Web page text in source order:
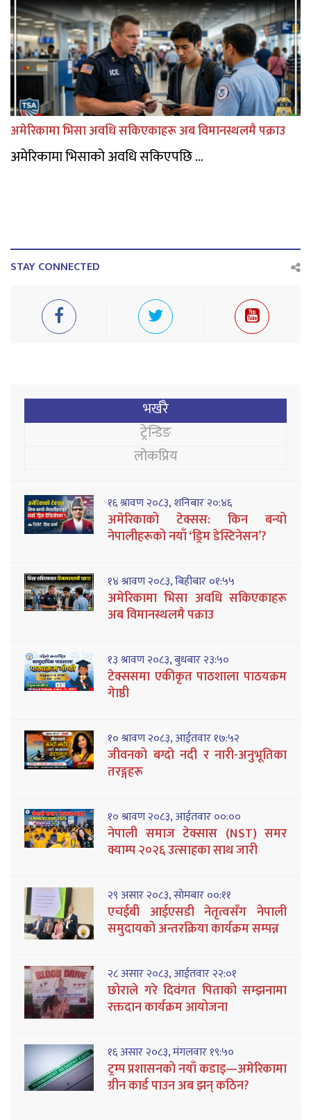
अमेरिकामा भिसा अवधि सकिएकाहरू अब विमानस्थलमै पक्राउ
अमेरिकामा भिसाको अवधि सकिएपछि ...
STAY CONNECTED
भर्खरै
ट्रेन्डिङ
लोकप्रिय
१६ श्रावण २०८३, शनिबार २०:४६
अमेरिकाको टेक्सस: किन बन्यो
नेपालीहरूको नयाँ ‘ड्रिम डेस्टिनेसन’?
१४ श्रावण २०८३, बिहीबार ०१:५५
अमेरिकामा भिसा अवधि सकिएकाहरू
अब विमानस्थलमै पक्राउ
१३ श्रावण २०८३, बुधबार २३:५०
टेक्ससमा एकीकृत पाठशाला पाठयक्रम
गेाष्ठी
१० श्रावण २०८३, आईतवार १७:५२
जीवनको बग्दो नदी र नारी-अनुभूतिका
तरङ्गहरू
१० श्रावण २०८३, आईतवार ००:००
नेपाली समाज टेक्सास (NST) समर
क्याम्प २०२६ उत्साहका साथ जारी
२९ असार २०८३, सोमबार ००:११
एचईबी आईएसडी नेतृत्वसँग नेपाली
समुदायको अन्तरक्रिया कार्यक्रम सम्पन्न
२८ असार २०८३, आईतवार २२:०१
छोराले गरे दिवंगत पिताको सम्झनामा
रक्तदान कार्यक्रम आयोजना
१६ असार २०८३, मंगलवार १९:५०
ट्रम्प प्रशासनको नयाँ कडाइ—अमेरिकामा
ग्रीन कार्ड पाउन अब झन् कठिन?